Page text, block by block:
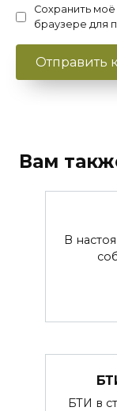
Сохранить
браузере для
Вам
В
БТИ в